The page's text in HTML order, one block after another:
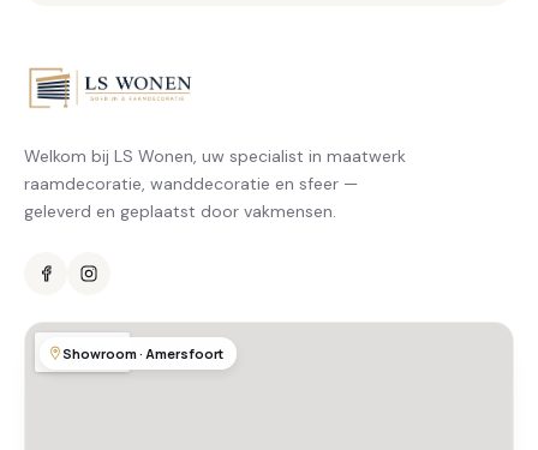
Welkom bij LS Wonen, uw specialist in maatwerk
raamdecoratie, wanddecoratie en sfeer —
geleverd en geplaatst door vakmensen.
Showroom · Amersfoort